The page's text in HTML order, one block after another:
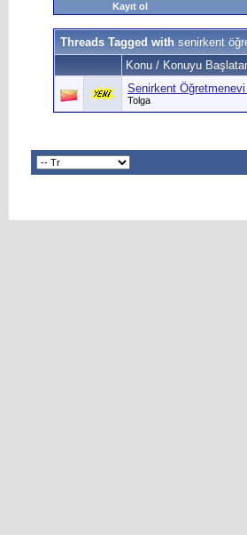
Kayıt ol
Threads Tagged with senirkent
Konu / Konuyu
Senirkent
Tolga